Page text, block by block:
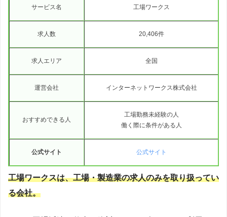
サービス名 工場ワークス
求人数 20,406件
求人エリア 全国
運営会社 インターネットワークス株式会社
おすすめできる人
工場勤務未経験の人
働く際に条件がある人
公式サイト 公式サイト
工場ワークスは、工場・製造業の求人のみを取り扱ってい
る会社。